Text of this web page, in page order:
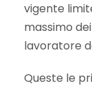
vigente
massimo
lavoratore
Queste le